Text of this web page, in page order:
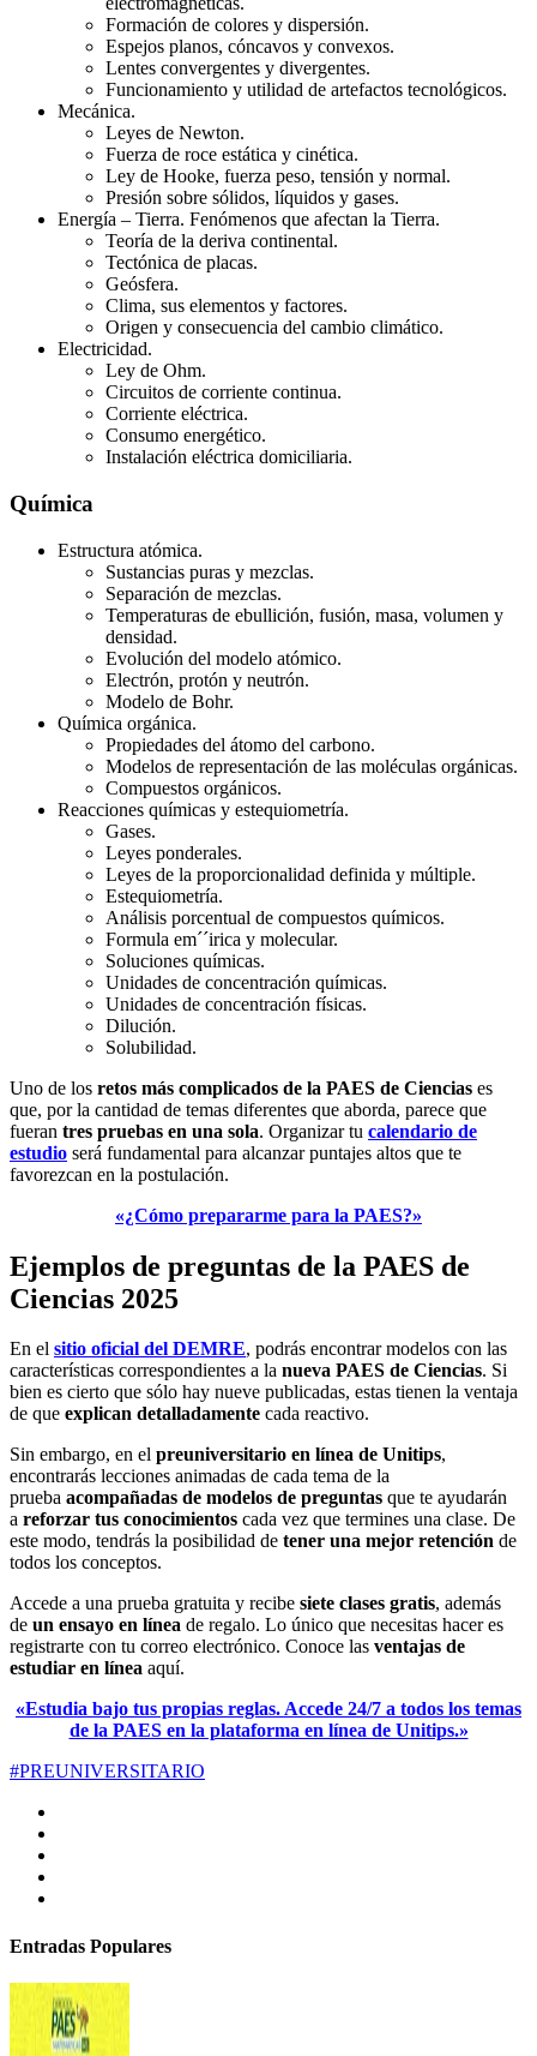
Formación de colores y dispersión.
Espejos planos, cóncavos y convexos.
Lentes convergentes y divergentes.
Funcionamiento y utilidad de artefactos tecnológicos.
Mecánica.
Leyes de Newton.
Fuerza de roce estática y cinética.
Ley de Hooke, fuerza peso, tensión y normal.
Presión sobre sólidos, líquidos y gases.
Energía – Tierra. Fenómenos que afectan la Tierra.
Teoría de la deriva continental.
Tectónica de placas.
Geósfera.
Clima, sus elementos y factores.
Origen y consecuencia del cambio climático.
Electricidad.
Ley de Ohm.
Circuitos de corriente continua.
Corriente eléctrica.
Consumo energético.
Instalación eléctrica domiciliaria.
Química
Estructura atómica.
Sustancias puras y mezclas.
Separación de mezclas.
Temperaturas de ebullición, fusión, masa, volumen y
densidad.
Evolución del modelo atómico.
Electrón, protón y neutrón.
Modelo de Bohr.
Química orgánica.
Propiedades del átomo del carbono.
Modelos de representación de las moléculas orgánicas.
Compuestos orgánicos.
Reacciones químicas y estequiometría.
Gases.
Leyes ponderales.
Leyes de la proporcionalidad definida y múltiple.
Estequiometría.
Análisis porcentual de compuestos químicos.
Formula em´´irica y molecular.
Soluciones químicas.
Unidades de concentración químicas.
Unidades de concentración físicas.
Dilución.
Solubilidad.
Uno de los retos más complicados de la PAES de Ciencias es
que, por la cantidad de temas diferentes que aborda, parece que
fueran tres pruebas en una sola. Organizar tu calendario de
estudio será fundamental para alcanzar puntajes altos que te
favorezcan en la postulación.
«¿Cómo prepararme para la PAES?»
Ejemplos de preguntas de la PAES de
Ciencias 2025
En el sitio oficial del DEMRE, podrás encontrar modelos con las
características correspondientes a la nueva PAES de Ciencias. Si
bien es cierto que sólo hay nueve publicadas, estas tienen la ventaja
de que explican detalladamente cada reactivo.
Sin embargo, en el preuniversitario en línea de Unitips,
encontrarás lecciones animadas de cada tema de la
prueba acompañadas de modelos de preguntas que te ayudarán
a reforzar tus conocimientos cada vez que termines una clase. De
este modo, tendrás la posibilidad de tener una mejor retención de
todos los conceptos.
Accede a una prueba gratuita y recibe siete clases gratis, además
de un ensayo en línea de regalo. Lo único que necesitas hacer es
registrarte con tu correo electrónico. Conoce las ventajas de
estudiar en línea aquí.
«Estudia bajo tus propias reglas. Accede 24/7 a todos los temas
de la PAES en la plataforma en línea de Unitips.»
#PREUNIVERSITARIO
Entradas Populares